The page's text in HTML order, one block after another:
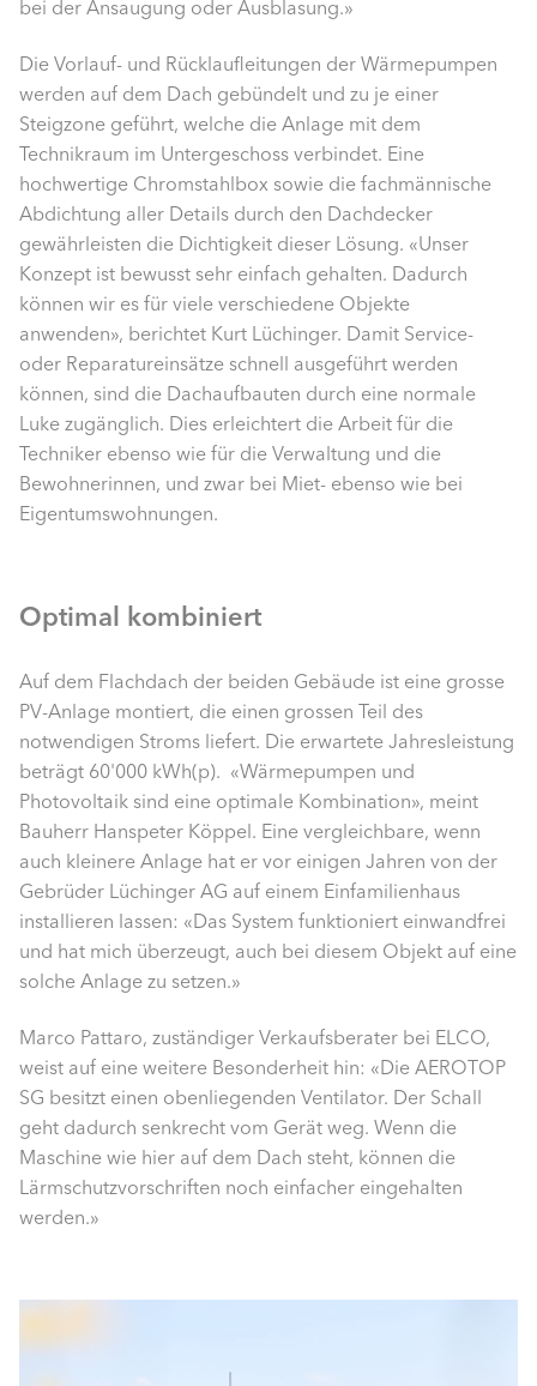
bei der Ansaugung oder Ausblasung.»
Die Vorlauf- und Rücklaufleitungen der Wärmepumpen
werden auf dem Dach gebündelt und zu je einer
Steigzone geführt, welche die Anlage mit dem
Technikraum im Untergeschoss verbindet. Eine
hochwertige Chromstahlbox sowie die fachmännische
Abdichtung aller Details durch den Dachdecker
gewährleisten die Dichtigkeit dieser Lösung. «Unser
Konzept ist bewusst sehr einfach gehalten. Dadurch
können wir es für viele verschiedene Objekte
anwenden», berichtet Kurt Lüchinger. Damit Service-
oder Reparatureinsätze schnell ausgeführt werden
können, sind die Dachaufbauten durch eine normale
Luke zugänglich. Dies erleichtert die Arbeit für die
Techniker ebenso wie für die Verwaltung und die
Bewohnerinnen, und zwar bei Miet- ebenso wie bei
Eigentumswohnungen.
Optimal kombiniert
Auf dem Flachdach der beiden Gebäude ist eine grosse
PV-Anlage montiert, die einen grossen Teil des
notwendigen Stroms liefert. Die erwartete Jahresleistung
beträgt 60'000 kWh(p). «Wärmepumpen und
Photovoltaik sind eine optimale Kombination», meint
Bauherr Hanspeter Köppel. Eine vergleichbare, wenn
auch kleinere Anlage hat er vor einigen Jahren von der
Gebrüder Lüchinger AG auf einem Einfamilienhaus
installieren lassen: «Das System funktioniert einwandfrei
und hat mich überzeugt, auch bei diesem Objekt auf eine
solche Anlage zu setzen.»
Marco Pattaro, zuständiger Verkaufsberater bei ELCO,
weist auf eine weitere Besonderheit hin: «Die AEROTOP
SG besitzt einen obenliegenden Ventilator. Der Schall
geht dadurch senkrecht vom Gerät weg. Wenn die
Maschine wie hier auf dem Dach steht, können die
Lärmschutzvorschriften noch einfacher eingehalten
werden.»